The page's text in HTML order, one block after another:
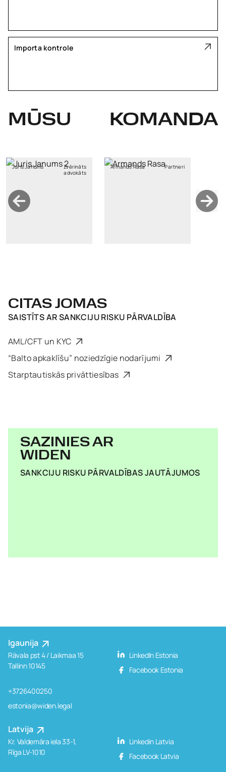
Importa kontrole
MŪSU KOMANDA
Juris Janums
Zvērināts
advokāts
Armands Rasa Partneri
CITAS JOMAS
SAISTĪTS ARSANKCIJU RISKU PĀRVALDĪBA
AML/CFT un KYC
“Balto apkaklīšu” noziedzīgie nodarījumi
Starptautiskās privāttiesības
SAZINIES AR
WIDEN
SANKCIJU RISKU PĀRVALDĪBAS JAUTĀJUMOS
Igaunija
Rävala pst 4 / Laikmaa 15
Tallinn 10145
+3726400250
estonia@widen.legal
LinkedIn Estonia
Facebook Estonia
Latvija
Kr. Valdemāra iela 33-1,
Rīga LV-1010
Linkedin Latvia
Facebook Latvia